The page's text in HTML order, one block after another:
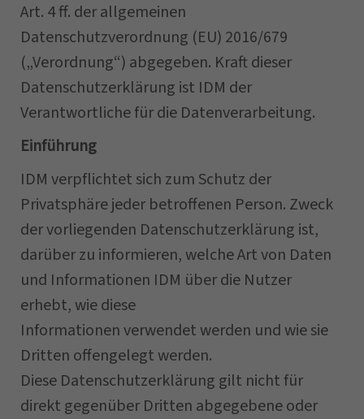
Art. 4 ff. der allgemeinen
Datenschutzverordnung (EU) 2016/679
(„Verordnung“) abgegeben. Kraft dieser
Datenschutzerklärung ist IDM der
Verantwortliche für die Datenverarbeitung.
Einführung
IDM verpflichtet sich zum Schutz der
Privatsphäre jeder betroffenen Person. Zweck
der vorliegenden Datenschutzerklärung ist,
darüber zu informieren, welche Art von Daten
und Informationen IDM über die Nutzer
erhebt, wie diese
Informationen verwendet werden und wie sie
Dritten offengelegt werden.
Diese Datenschutzerklärung gilt nicht für
direkt gegenüber Dritten abgegebene oder